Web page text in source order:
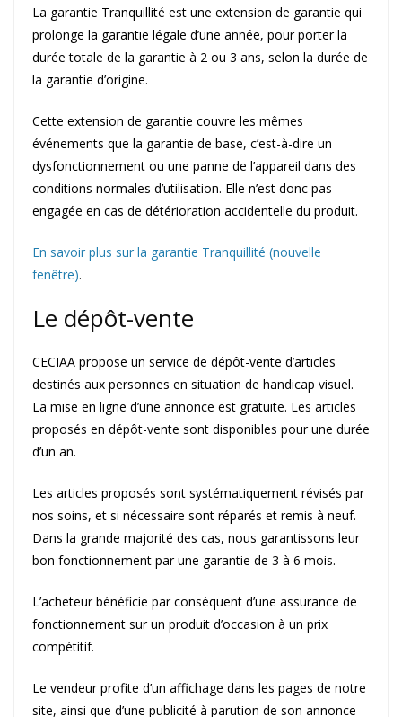
La garantie Tranquillité est une extension de garantie qui
prolonge la garantie légale d’une année, pour porter la
durée totale de la garantie à 2 ou 3 ans, selon la durée de
la garantie d’origine.
Cette extension de garantie couvre les mêmes
événements que la garantie de base, c’est-à-dire un
dysfonctionnement ou une panne de l’appareil dans des
conditions normales d’utilisation. Elle n’est donc pas
engagée en cas de détérioration accidentelle du produit.
En savoir plus sur la garantie Tranquillité (nouvelle
fenêtre).
Le dépôt-vente
CECIAA propose un service de dépôt-vente d’articles
destinés aux personnes en situation de handicap visuel.
La mise en ligne d’une annonce est gratuite. Les articles
proposés en dépôt-vente sont disponibles pour une durée
d’un an.
Les articles proposés sont systématiquement révisés par
nos soins, et si nécessaire sont réparés et remis à neuf.
Dans la grande majorité des cas, nous garantissons leur
bon fonctionnement par une garantie de 3 à 6 mois.
L’acheteur bénéficie par conséquent d’une assurance de
fonctionnement sur un produit d’occasion à un prix
compétitif.
Le vendeur profite d’un affichage dans les pages de notre
site, ainsi que d’une publicité à parution de son annonce